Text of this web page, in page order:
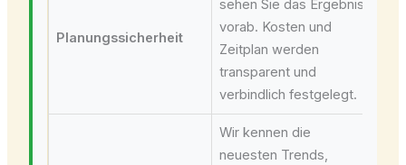
Planungssicherheit
sehen Sie das Ergebnis
vorab. Kosten und
Zeitplan werden
transparent und
verbindlich festgelegt.
Wir kennen die
neuesten Trends,